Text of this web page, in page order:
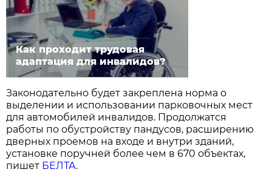
Как проходит трудовая
адаптация для инвалидов?
Законодательно будет закреплена норма о
выделении и использовании парковочных мест
для автомобилей инвалидов. Продолжатся
работы по обустройству пандусов, расширению
дверных проемов на входе и внутри зданий,
установке поручней более чем в 670 объектах,
пишет БЕЛТА.